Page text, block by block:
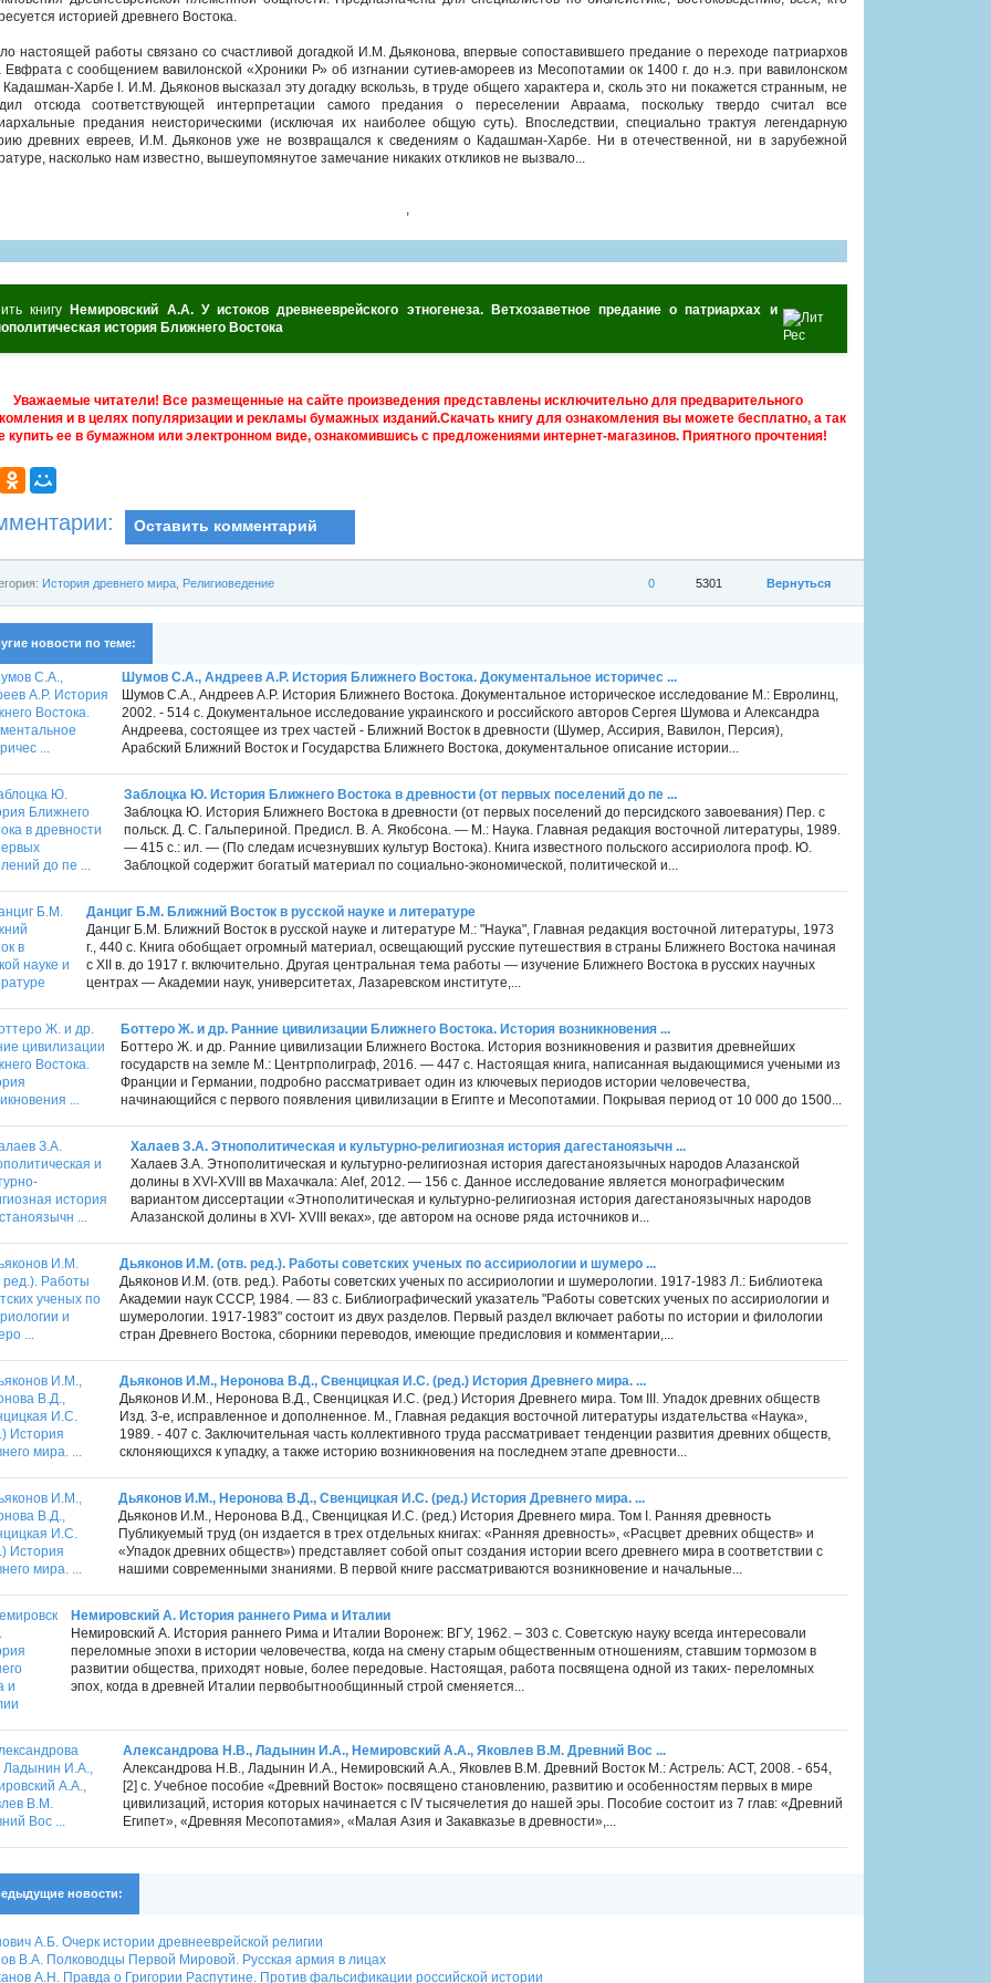
историей древнего Востока.
настоящей работы связано со счастливой догадкой И.М. Дьяконова, впервые сопоставившего предание о переходе патриархов
Евфрата с сообщением вавилонской «Хроники Р» об изгнании сутиев-амореев из Месопотамии ок 1400 г. до н.э. при вавилонском
Харбе I. И.М. Дьяконов высказал эту догадку вскользь, в труде общего характера и, сколь это ни покажется странным, не
отсюда соответствующей интерпретации самого предания о переселении Авраама, поскольку твердо считал все
предания неисторическими (исключая их наиболее общую суть). Впоследствии, специально трактуя легендарную
древних евреев, И.М. Дьяконов уже не возвращался к сведениям о Кадашман-Харбе. Ни в отечественной, ни в зарубежной
насколько нам известно, вышеупомянутое замечание никаких откликов не вызвало...
,
книгуНемировский А.А. У истоков древнееврейского этногенеза. Ветхозаветное предание о патриархах и
история Ближнего Востока
Уважаемые читатели! Все размещенные на сайте произведения представлены исключительно для предварительного
и в целях популяризации и рекламы бумажных изданий.Скачать книгу для ознакомления вы можете бесплатно, а так
купить ее в бумажном или электронном виде, ознакомившись с предложениями интернет-магазинов. Приятного прочтения!
Оставить комментарий
Вернуться
5301
0
История древнего мира Религиоведение
новости по теме:
Шумов С.А., Андреев А.Р. История Ближнего Востока. Документальное историчес ...
Шумов С.А., Андреев А.Р. История Ближнего Востока. Документальное историческое исследование М.: Евролинц,
2002. - 514 с. Документальное исследование украинского и российского авторов Сергея Шумова и Александра
Андреева, состоящее из трех частей - Ближний Восток в древности (Шумер, Ассирия, Вавилон, Персия),
Арабский Ближний Восток и Государства Ближнего Востока, документальное описание истории...
Заблоцка Ю. История Ближнего Востока в древности (от первых поселений до пе ...
Заблоцка Ю. История Ближнего Востока в древности (от первых поселений до персидского завоевания) Пер. с
польск. Д. С. Гальпериной. Предисл. В. А. Якобсона. — М.: Наука. Главная редакция восточной литературы, 1989.
— 415 с.: ил. — (По следам исчезнувших культур Востока). Книга известного польского ассириолога проф. Ю.
Заблоцкой содержит богатый материал по социально-экономической, политической и...
Данциг Б.М. Ближний Восток в русской науке и литературе
Данциг Б.М. Ближний Восток в русской науке и литературе М.: "Наука", Главная редакция восточной литературы, 1973
г., 440 с. Книга обобщает огромный материал, освещающий русские путешествия в страны Ближнего Востока начиная
с XII в. до 1917 г. включительно. Другая центральная тема работы — изучение Ближнего Востока в русских научных
центрах — Академии наук, университетах, Лазаревском институте,...
Боттеро Ж. и др. Ранние цивилизации Ближнего Востока. История возникновения ...
Боттеро Ж. и др. Ранние цивилизации Ближнего Востока. История возникновения и развития древнейших
государств на земле М.: Центрполиграф, 2016. — 447 с. Настоящая книга, написанная выдающимися учеными из
Франции и Германии, подробно рассматривает один из ключевых периодов истории человечества,
начинающийся с первого появления цивилизации в Египте и Месопотамии. Покрывая период от 10 000 до 1500...
Халаев З.А. Этнополитическая и культурно-религиозная история дагестаноязычн ...
Халаев З.А. Этнополитическая и культурно-религиозная история дагестаноязычных народов Алазанской
долины в XVI-XVIII вв Махачкала: Alef, 2012. — 156 с. Данное исследование является монографическим
вариантом диссертации «Этнополитическая и культурно-религиозная история дагестаноязычных народов
Алазанской долины в XVI- XVIII веках», где автором на основе ряда источников и...
Дьяконов И.М. (отв. ред.). Работы советских ученых по ассириологии и шумеро ...
Дьяконов И.М. (отв. ред.). Работы советских ученых по ассириологии и шумерологии. 1917-1983 Л.: Библиотека
Академии наук СССР, 1984. — 83 с. Библиографический указатель "Работы советских ученых по ассириологии и
шумерологии. 1917-1983" состоит из двух разделов. Первый раздел включает работы по истории и филологии
стран Древнего Востока, сборники переводов, имеющие предисловия и комментарии,...
Дьяконов И.М., Неронова В.Д., Свенцицкая И.С. (ред.) История Древнего мира. ...
Дьяконов И.М., Неронова В.Д., Свенцицкая И.С. (ред.) История Древнего мира. Том III. Упадок древних обществ
Изд. 3-е, исправленное и дополненное. М., Главная редакция восточной литературы издательства «Наука»,
1989. - 407 с. Заключительная часть коллективного труда рассматривает тенденции развития древних обществ,
склоняющихся к упадку, а также историю возникновения на последнем этапе древности...
Дьяконов И.М., Неронова В.Д., Свенцицкая И.С. (ред.) История Древнего мира. ...
Дьяконов И.М., Неронова В.Д., Свенцицкая И.С. (ред.) История Древнего мира. Том I. Ранняя древность
Публикуемый труд (он издается в трех отдельных книгах: «Ранняя древность», «Расцвет древних обществ» и
«Упадок древних обществ») представляет собой опыт создания истории всего древнего мира в соответствии с
нашими современными знаниями. В первой книге рассматриваются возникновение и начальные...
Немировский А. История раннего Рима и Италии
Немировский А. История раннего Рима и Италии Воронеж: ВГУ, 1962. – 303 с. Советскую науку всегда интересовали
переломные эпохи в истории человечества, когда на смену старым общественным отношениям, ставшим тормозом в
развитии общества, приходят новые, более передовые. Настоящая, работа посвящена одной из таких- переломных
эпох, когда в древней Италии первобытнообщинный строй сменяется...
Александрова Н.В., Ладынин И.А., Немировский А.А., Яковлев В.М. Древний Вос ...
Александрова Н.В., Ладынин И.А., Немировский А.А., Яковлев В.М. Древний Восток М.: Астрель: ACT, 2008. - 654,
[2] с. Учебное пособие «Древний Восток» посвящено становлению, развитию и особенностям первых в мире
цивилизаций, история которых начинается с IV тысячелетия до нашей эры. Пособие состоит из 7 глав: «Древний
Египет», «Древняя Месопо­тамия», «Малая Азия и Закавказье в древности»,...
новости:
А.Б. Очерк истории древнееврейской религии
В.А. Полководцы Первой Мировой. Русская армия в лицах
А.Н. Правда о Григории Распутине. Против фальсификации российской истории